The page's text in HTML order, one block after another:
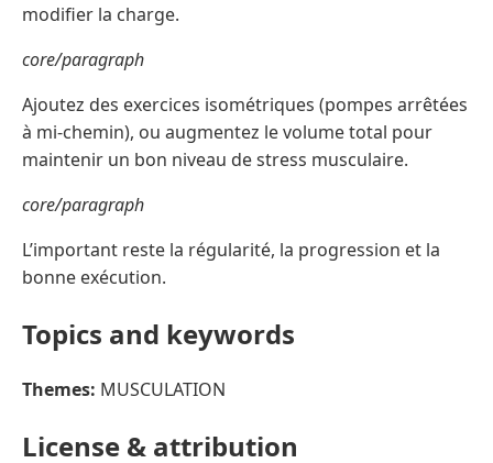
modifier la charge.
core/paragraph
Ajoutez des exercices isométriques (pompes arrêtées
à mi-chemin), ou augmentez le volume total pour
maintenir un bon niveau de stress musculaire.
core/paragraph
L’important reste la régularité, la progression et la
bonne exécution.
Topics and keywords
Themes: MUSCULATION
License & attribution